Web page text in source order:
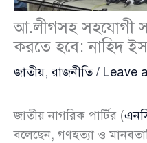
আ.লীগসহ সহযোগী
করতে হবে: নাহিদ
জাতীয়,রাজনীতি/ Leave
জাতীয় নাগরিক পার্টির (
বলেছেন, গণহত্যা ও